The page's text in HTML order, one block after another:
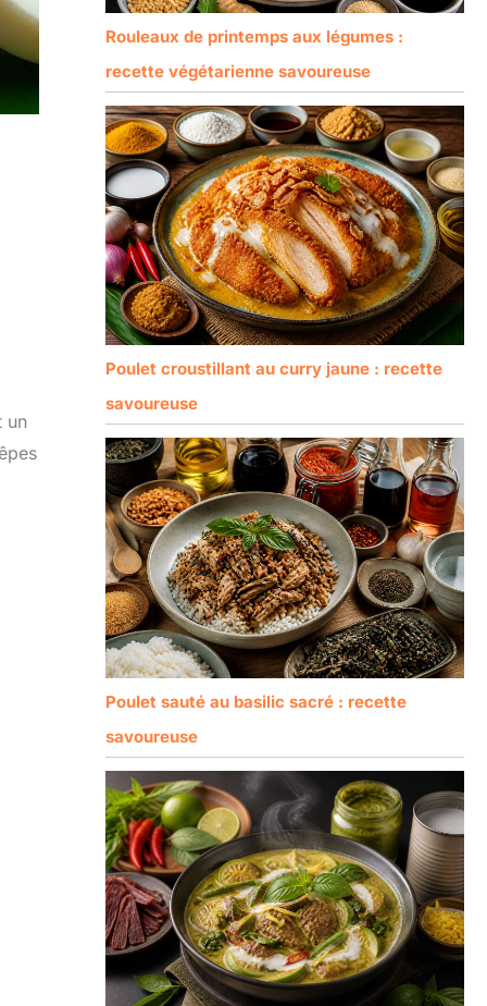
un
Rouleaux de printemps aux légumes :
recette végétarienne savoureuse
Poulet croustillant au curry jaune : recette
savoureuse
Poulet sauté au basilic sacré : recette
savoureuse